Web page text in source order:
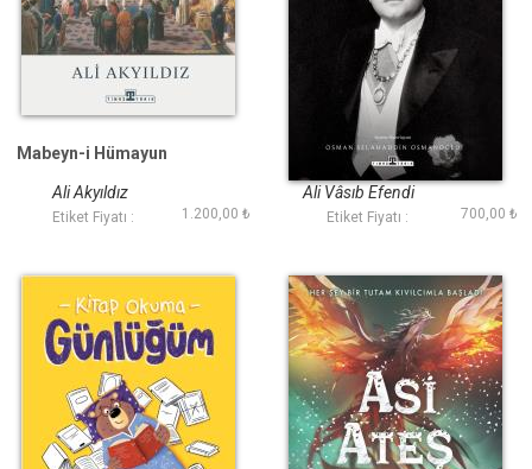
Mabeyn-i Hümayun
Ali Akyıldız
Etiket Fiyatı : 1.200,00 ₺
Bir Şehzadenin
Hatıratı
Ali Vâsıb Efendi
Etiket Fiyatı : 700,00 ₺